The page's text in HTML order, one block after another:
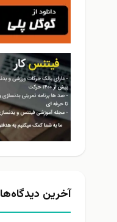
آخرین دیدگاه‌ها